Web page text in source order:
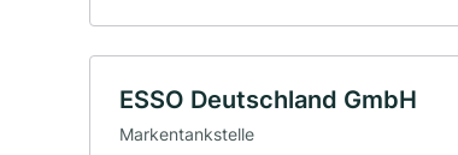
ESSO Deutschland GmbH
Markentankstelle